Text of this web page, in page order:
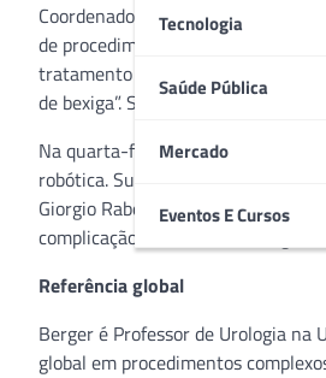
Tecnologia
Saúde Pública
Mercado
Eventos E Cursos
Coordenador do Núcleo de
de procedimento. Um dos
tratamento do câncer de bexiga
de bexiga”. Segundo ele, esses
Na quarta-feira (25), no Hospital
robótica. Sua bexiga retirada e o
Giorgio Rabolini e Guilherme
complicação, com mínimo
Referência global
Berger é Professor de Urologia na
global em procedimentos